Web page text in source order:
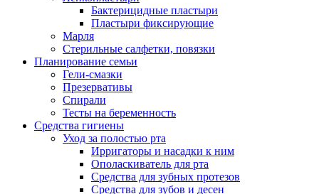
Бактерицидные пластыри
Пластыри фиксирующие
Марля
Стерильные салфетки, повязки
Планирование семьи
Гели-смазки
Презервативы
Спирали
Тесты на беременность
Средства гигиены
Уход за полостью рта
Ирригаторы и насадки к ним
Ополаскиватель для рта
Средства для зубных протезов
Средства для зубов и десен